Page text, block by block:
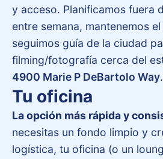
y acceso. Planificamos fuera
entre semana, mantenemos
seguimos guía de la ciudad
filming/fotografía cerca del
4900 Marie P DeBartolo Way.
Tu oficina
La opción más rápida y
necesitas un fondo limpio y
logística, tu oficina (o un